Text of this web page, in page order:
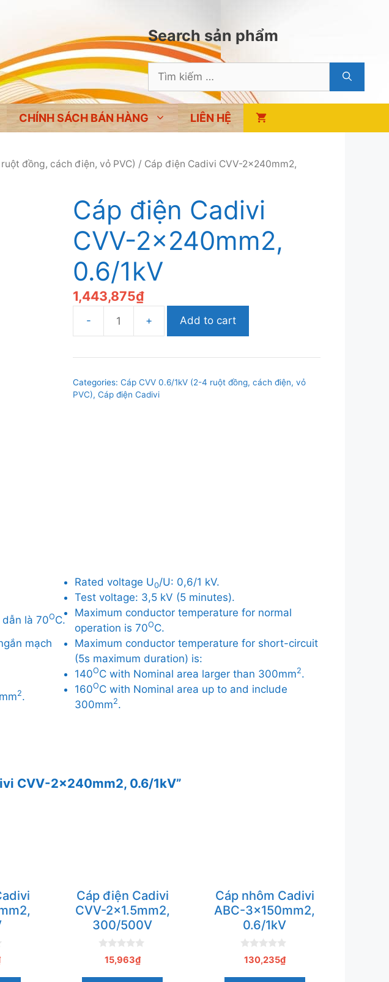
Search sản phẩm
Tìm
cho:
CHÍNH SÁCH BÁN HÀNG LIÊN HỆ
đồng, cách điện, vỏ PVC) / Cáp điện Cadivi CVV-2x240mm2,
Cáp điện Cadivi
CVV-2x240mm2,
0.6/1kV
1,443,875₫
Cadivi
2x240mm2,
Add to cart
Categories:Cáp CVV 0.6/1kV (2-4 ruột đồng, cách điện, vỏ
PVC),Cáp điện Cadivi
Rated voltage U0/U: 0,6/1 kV.
Test voltage: 3,5 kV (5 minutes).
là 70OC.
Maximum conductor temperature for normal
operation is 70OC.
mạch
Maximum conductor temperature for short-circuit
(5s maximum duration) is:
2.
140OC with Nominal area larger than 300mm2.
160OC with Nominal area up to and include
300mm2.
CVV-2x240mm2, 0.6/1kV”
Cáp điện Cadivi
CVV-2×1.5mm2,
300/500V
15,963₫
Cáp nhôm Cadivi
ABC-3x150mm2,
0.6/1kV
0130,235₫